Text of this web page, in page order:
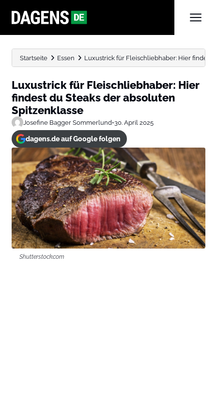
Startseite Essen Luxustrick für Fleischliebhaber: Hier findest
Luxustrick für Fleischliebhaber: Hier
findest du Steaks der absoluten
Spitzenklasse
Josefine Bagger Sommerlund•30. April 2025
dagens.de auf Google folgen
Shutterstock.com